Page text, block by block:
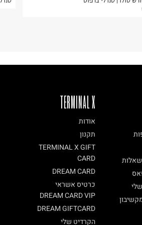
רח' החרמון
התעופה
TERMINAL X
אודות
תקנון
TERMINAL X GIFT
CARD
DREAM CARD
כרטיס אשראי
DREAM CARD VIP
DREAM GIFTCARD
הקרדיט שלי